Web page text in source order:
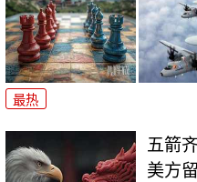
最热
五箭
美方